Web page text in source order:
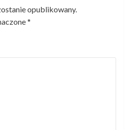
opublikowany.
*